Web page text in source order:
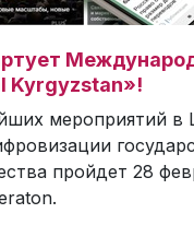
Kyrgyzstan»!
мероприятий в
пройдет 28